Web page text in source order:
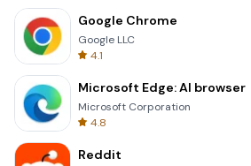
Google Chrome
Google LLC
4.1
Microsoft Edge: AI browser
Microsoft Corporation
4.8
Reddit